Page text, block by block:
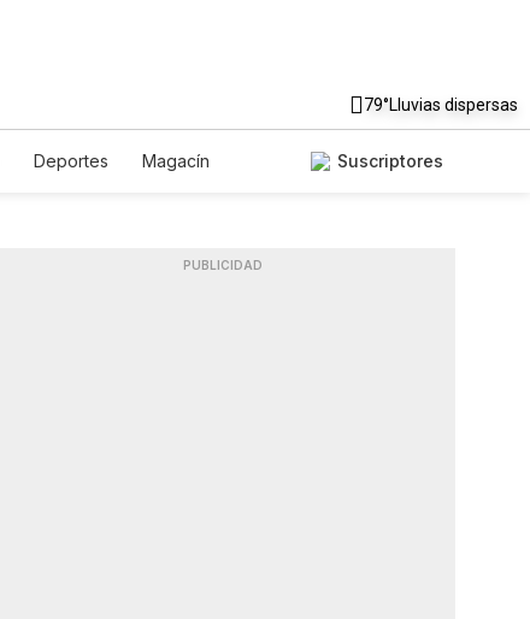
79°Lluvias dispersas
Deportes
Magacín
Suscriptores
PUBLICIDAD